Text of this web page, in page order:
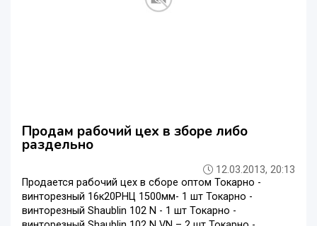
Продам рабочий цех в зборе либо
раздельно
12.03.2013, 20:13
Продается рабочий цех в сборе оптом Токарно -
винторезный 16к20РНЦ 1500мм- 1 шт Токарно -
винторезный Shaublin 102 N - 1 шт Токарно -